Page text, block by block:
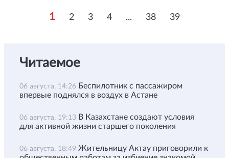
1 2 3 4 ... 38 39
Читаемое
06 августа, 14:26 Беспилотник с пассажиром
впервые поднялся в воздух в Астане
06 августа, 19:13 В Казахстане создают условия
для активной жизни старшего поколения
06 августа, 18:49 Жительницу Актау приговорили к